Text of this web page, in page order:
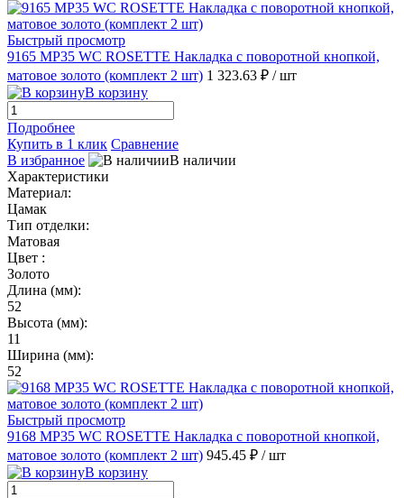
Быстрый просмотр
9165 MP35 WC ROSETTE Накладка с поворотной кнопкой,
матовое золото (комплект 2 шт) 1 323.63 ₽ / шт
В корзину
Подробнее
Купить в 1 клик Сравнение
В избранное
В наличии
Характеристики
Материал:
Цамак
Тип отделки:
Матовая
Цвет :
Золото
Длина (мм):
52
Высота (мм):
11
Ширина (мм):
52
Быстрый просмотр
9168 MP35 WC ROSETTE Накладка с поворотной кнопкой,
матовое золото (комплект 2 шт) 945.45 ₽ / шт
В корзину